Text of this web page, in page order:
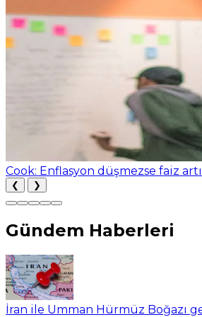
İran ile Umman Hürmüz Boğazı
❮ ❯
Gündem Haberleri
İran ile Umman Hürmüz Boğazı